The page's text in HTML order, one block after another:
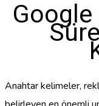
Anahtar kelimeler,